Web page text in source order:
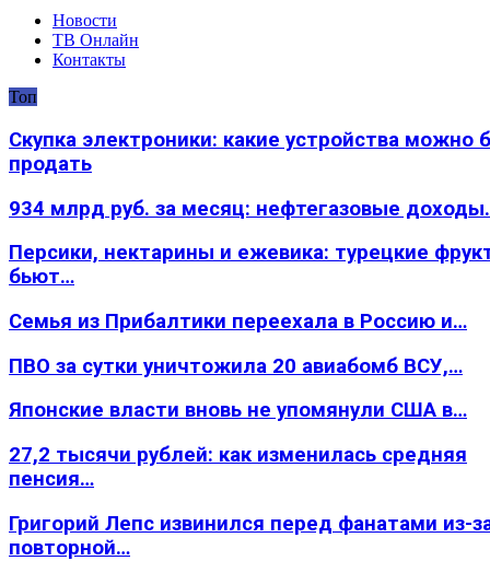
Новости
ТВ Онлайн
Контакты
Топ
Скупка электроники: какие устройства можно
продать
934 млрд руб. за месяц: нефтегазовые
Персики, нектарины и ежевика: турецкие
бьют…
Семья из Прибалтики переехала в Россию и…
ПВО за сутки уничтожила 20 авиабомб ВСУ,…
Японские власти вновь не упомянули США в…
27,2 тысячи рублей: как изменилась средняя
пенсия…
Григорий Лепс извинился перед фанатами из-
повторной…